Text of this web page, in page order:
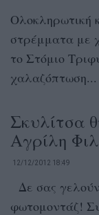
Ολοκληρωτική
στρέμματα με
το Στόμιο
χαλαζόπτωση...
Σκυλίτσα
Αγρίλη
12/12/2012 18:49
Δε σας
φωτομοντάζ!